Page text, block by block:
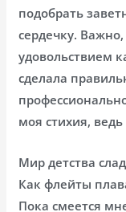
подобрать
сердечку.
удовольствием
сделала
моя стихия, ведь
Мир детства
Как флейты
Пока смеется